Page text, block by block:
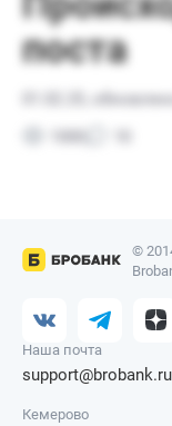
©
Наша почта
support@brobank.ru
Кемерово